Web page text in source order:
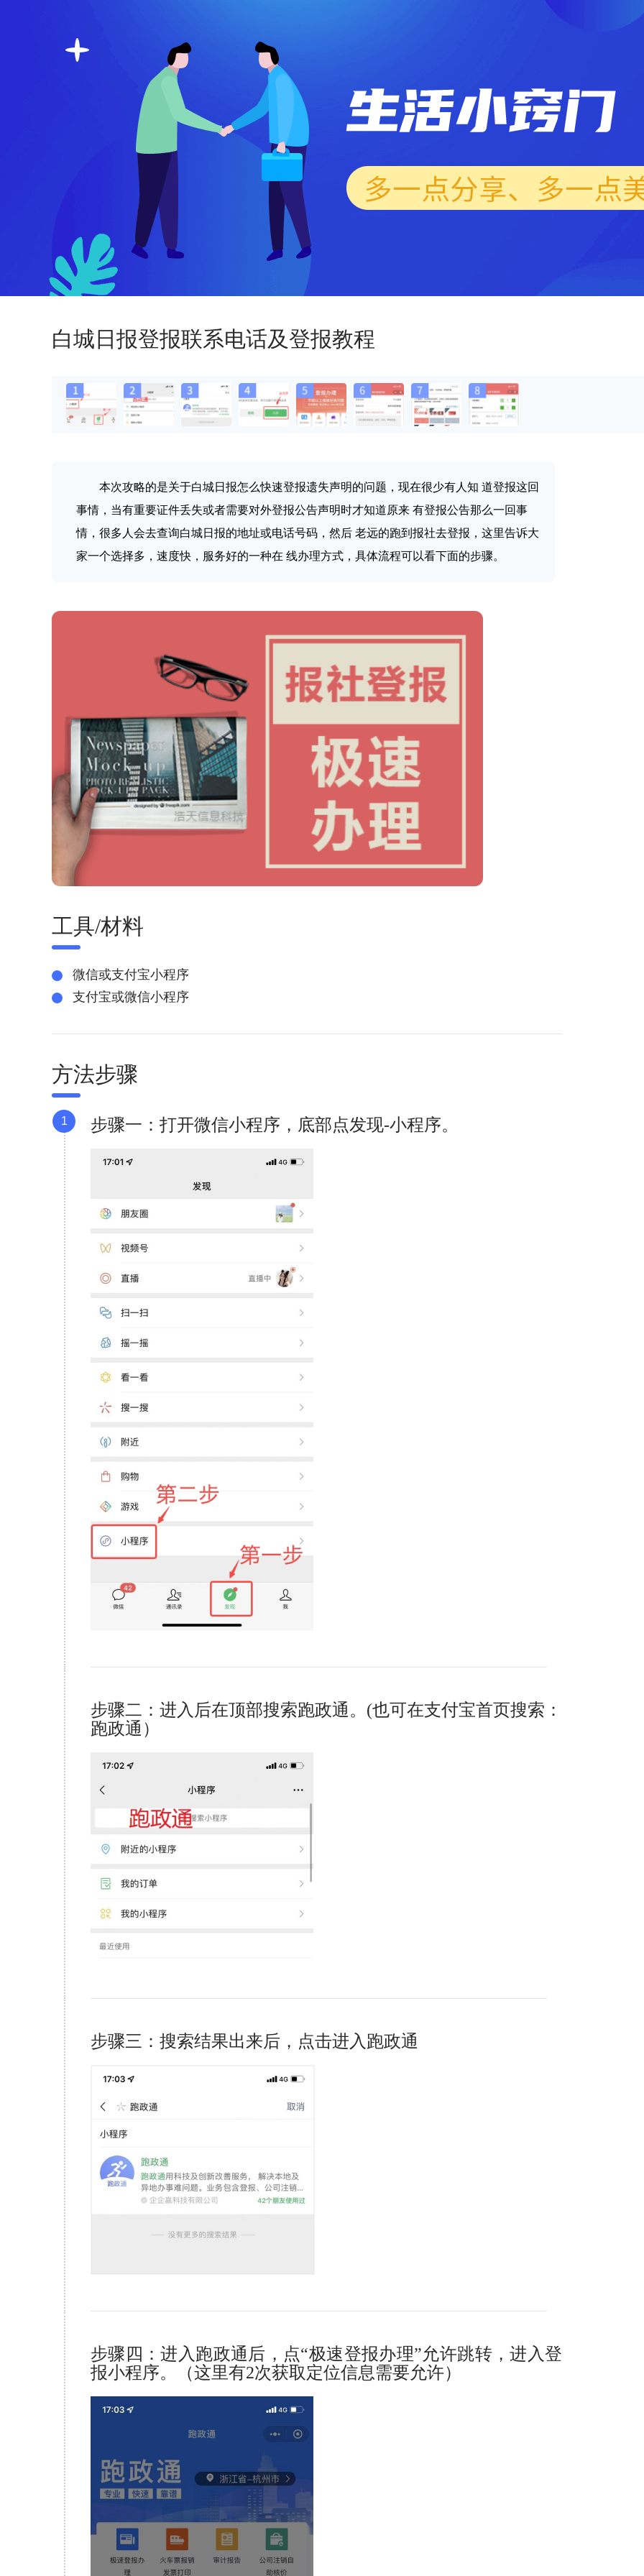
白城日报登报联系电话及登报教程
本次攻略的是关于白城日报怎么快速登报遗失声明的问题，现在很少有人知 道登报这回
事情，当有重要证件丢失或者需要对外登报公告声明时才知道原来 有登报公告那么一回事
情，很多人会去查询白城日报的地址或电话号码，然后 老远的跑到报社去登报，这里告诉大
家一个选择多，速度快，服务好的一种在 线办理方式，具体流程可以看下面的步骤。
工具/材料
微信或支付宝小程序
支付宝或微信小程序
方法步骤
1 步骤一：打开微信小程序，底部点发现-小程序。
步骤二：进入后在顶部搜索跑政通。(也可在支付宝首页搜索：
跑政通）
步骤三：搜索结果出来后，点击进入跑政通
步骤四：进入跑政通后，点“极速登报办理”允许跳转，进入登
报小程序。（这里有2次获取定位信息需要允许）